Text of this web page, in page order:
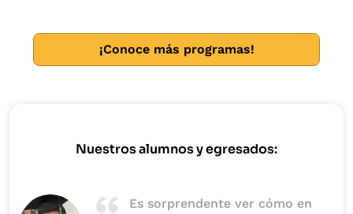
países o distintas zonas geográficas.
¡Conoce más programas!
Nuestros alumnos y egresados:
Es sorprendente ver cómo en